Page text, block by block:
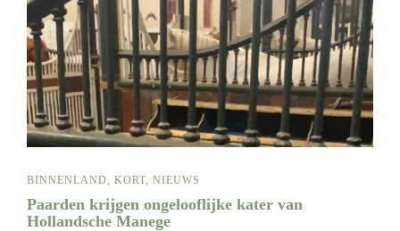
BINNENLAND KORT NIEUWS
Paarden krijgen ongelooflijke kater van
Hollandsche Manege